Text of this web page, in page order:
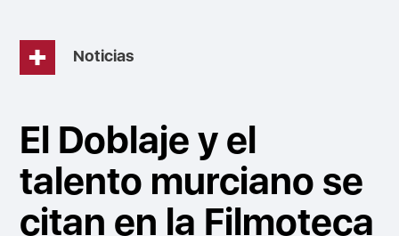
navegación
Noticias
El Doblaje y el
talento murciano se
citan en la Filmoteca